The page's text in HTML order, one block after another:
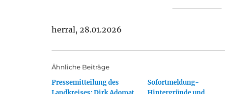
herral, 28.01.2026
Ähnliche Beiträge
Pressemitteilung des
Sofortmeldung-